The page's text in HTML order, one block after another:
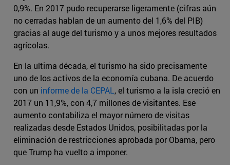
0,9%. En 2017 pudo recuperarse ligeramente (cifras aún
no cerradas hablan de un aumento del 1,6% del PIB)
gracias al auge del turismo y a unos mejores resultados
agrícolas.
En la ultima década, el turismo ha sido precisamente
uno de los activos de la economía cubana. De acuerdo
con un informe de la CEPAL, el turismo a la isla creció en
2017 un 11,9%, con 4,7 millones de visitantes. Ese
aumento contabiliza el mayor número de visitas
realizadas desde Estados Unidos, posibilitadas por la
eliminación de restricciones aprobada por Obama, pero
que Trump ha vuelto a imponer.